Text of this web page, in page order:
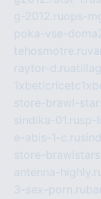
g-2012.ruops-
poka-vse-
tehosmotre.ru
raytor-d.ru
store-brawl-
sindika-01.rusp-
e-abis-1-c.ru
store-
antenna-
3-sex-porn.ru